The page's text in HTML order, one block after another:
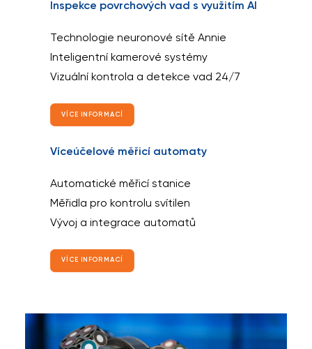
Inspekce povrchových vad s využitím AI
Technologie neuronové sítě Annie
Inteligentní kamerové systémy
Vizuální kontrola a detekce vad 24/7
VÍCE INFORMACÍ
Víceúčelové měřicí automaty
Automatické měřicí stanice
Měřidla pro kontrolu svítilen
Vývoj a integrace automatů
VÍCE INFORMACÍ